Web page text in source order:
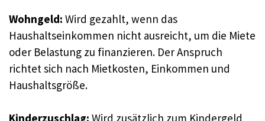
Wohngeld: Wird gezahlt, wenn das
Haushaltseinkommen nicht ausreicht, um die Miete
oder Belastung zu finanzieren. Der Anspruch
richtet sich nach Mietkosten, Einkommen und
Haushaltsgröße.